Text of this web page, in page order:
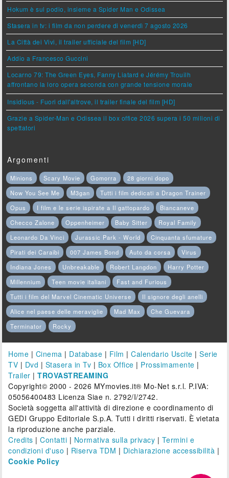
Hokum è sul podio, insieme a Spider Man e Odissea
Stasera in tv: i film da non perdere di venerdì 7 agosto 2026
La Città dei Vivi, il trailer ufficiale del film [HD]
Addio a Francesco Guccini
Locarno 79: The Green Eyes, Fanny Liatard e Jérémy Trouilh
affrontano la loro opera seconda con grande tensione morale
Insidious - Fuori dall'altrove, il trailer finale del film [HD]
Grazie a Spider-Man e Odissea il box office 2026 supera i 50 milioni di
spettatori
Argomenti
Minions Scary Movie Gomorra
28 giorni dopo
Now You See Me
M3gan
Tutti i film dedicati a Dragon Trainer
Opus
I film e le serie ispirate a Il gattopardo
Biancaneve
Checco Zalone
Oppenheimer Baby Sitter
Royal Family
Leonardo Da Vinci
Jurassic Park - World
Cinquanta sfumature
Pirati dei Caraibi
007 James Bond Auto da corsa
Virus
Indiana Jones
Unbreakable Robert Langdon
Harry Potter
Millennium
Teen movie italiani
Fast and Furious
Tutti i film del Marvel Cinematic Universe
Il signore degli anelli
Alice nel paese delle meraviglie
Mad Max
Che Guevara
Terminator
Rocky
Home | Cinema | Database | Film |Calendario Uscite |Serie
TV | Dvd | Stasera in Tv | Box Office | Prossimamente |
Trailer |TROVASTREAMING
Copyright© 2000 - 2026 MYmovies.it® Mo-Net s.r.l. P.IVA:
05056400483 Licenza Siae n. 2792/I/2742.
Società soggetta all'attività di direzione e coordinamento di
GEDI Gruppo Editoriale S.p.A. Tutti i diritti riservati. È vietata
la riproduzione anche parziale.
Credits |Contatti | Normativa sulla privacy | Termini e
condizioni d'uso | Riserva TDM | Dichiarazione accessibilità |
Cookie Policy